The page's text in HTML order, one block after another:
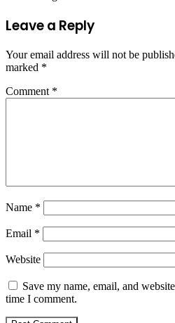
Leave a Reply
Your email address will not be
marked *
Comment *
Name *
Email *
Website
Save my name, email, and
time I comment.